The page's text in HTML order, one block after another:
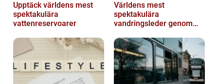
Upptäck världens mest
spektakulära
vattenreservoarer
Världens mest
spektakulära
vandringsleder genom